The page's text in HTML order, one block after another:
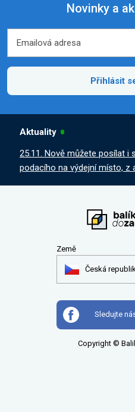
Novinky a
Emailová adresa
Přihlásit
Aktuality
25.11. Nově můžete posílat i
podacího na výdejní místo, z
Země
Česká
Sledujte
Copyright ©